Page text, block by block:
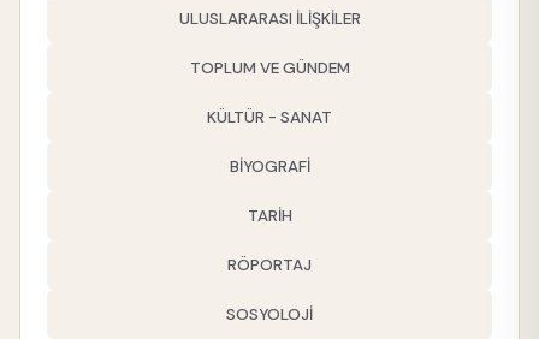
ULUSLARARASI İLİŞKİLER
TOPLUM VE GÜNDEM
KÜLTÜR - SANAT
BİYOGRAFİ
TARİH
RÖPORTAJ
SOSYOLOJİ